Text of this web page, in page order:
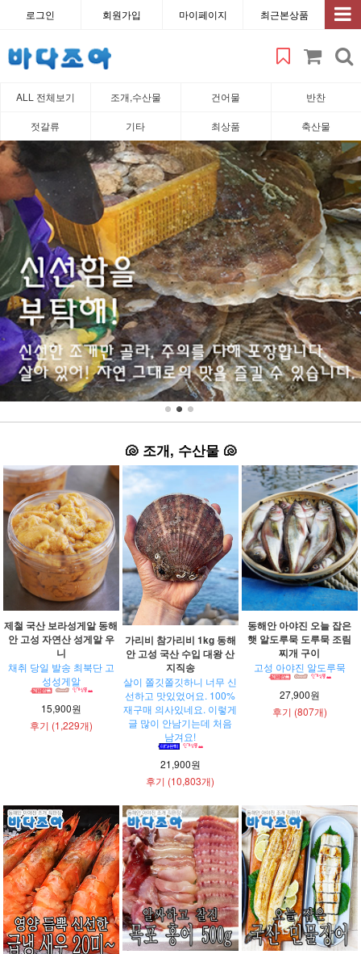
로그인 회원가입 마이페이지 최근본상품
ALL 전체보기 조개,수산물 건어물 반찬
젓갈류 기타 최상품 축산물
🐚조개, 수산물 🐚
제철 국산 보라성게알 동해
안 고성 자연산 성게알 우
니
채취 당일 발송 최북단 고
성성게알
15,900원
후기 (1,229개)
가리비 참가리비 1kg 동해
안 고성 국산 수입 대왕 산
지직송
살이 쫄깃쫄깃하니 너무 신
선하고 맛있었어요. 100%
재구매 의사있네요. 이렇게
글 많이 안남기는데 처음
남겨요!
21,900원
후기 (10,803개)
동해안 아야진 오늘 잡은
햇 알도루묵 도루묵 조림
찌개 구이
고성 아야진 알도루묵
27,900원
후기 (807개)